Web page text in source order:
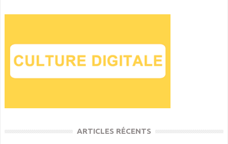
ARTICLES RÉCENTS